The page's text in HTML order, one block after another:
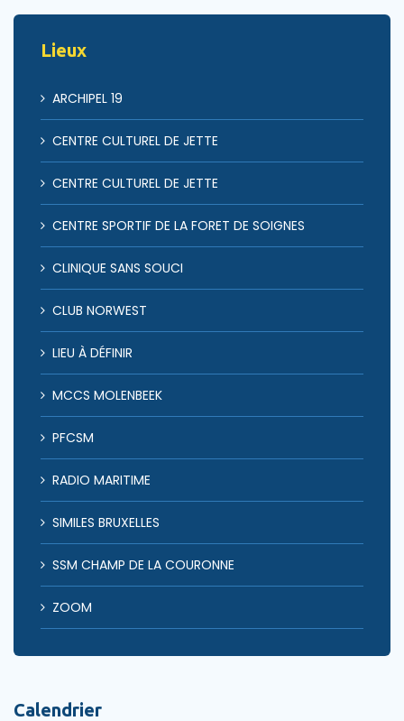
Lieux
ARCHIPEL 19
CENTRE CULTUREL DE JETTE
CENTRE CULTUREL DE JETTE
CENTRE SPORTIF DE LA FORET DE SOIGNES
CLINIQUE SANS SOUCI
CLUB NORWEST
LIEU À DÉFINIR
MCCS MOLENBEEK
PFCSM
RADIO MARITIME
SIMILES BRUXELLES
SSM CHAMP DE LA COURONNE
ZOOM
Calendrier